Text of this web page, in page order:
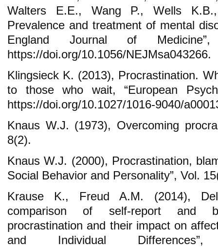
Walters E.E., Wang P., Wells
Prevalence and treatment of mental
England Journal of
https://doi.org/10.1056/NEJMsa043266.
Klingsieck K. (2013), Procrastination.
to those who wait, “European
https://doi.org/10.1027/1016-9040/
Knaus W.J. (1973), Overcoming
8(2).
Knaus W.J. (2000), Procrastination,
Social Behavior and Personality”, Vol.
Krause K., Freud A.M. (2014),
comparison of self-report and
procrastination and their impact on
and Individual